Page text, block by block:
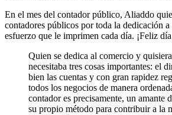
En el mes del contador público, Aliaddo
contadores públicos por toda la dedicación
esfuerzo que le imprimen cada día. ¡Feliz
Quien se dedica al comercio y
necesitaba tres cosas importantes: el
bien las cuentas y con gran rapidez
todos los negocios de manera
contador es precisamente, un amante
su propio método para contribuir a la